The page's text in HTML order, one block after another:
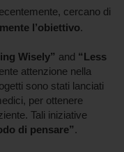
cercano di
l’obiettivo.
Wisely” and “Less
attenzione nella
sono stati lanciati
per ottenere
Tali iniziative
di pensare”.